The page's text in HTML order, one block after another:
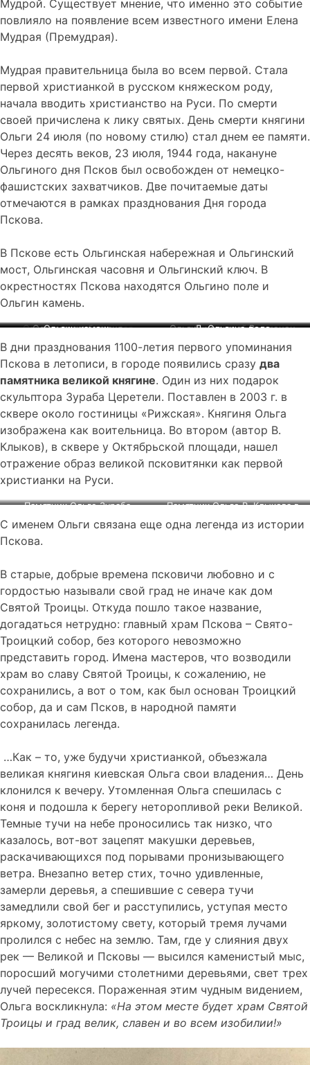
Мудрой. Существует мнение, что именно это событие
повлияло на появление всем известного имени Елена
Мудрая (Премудрая).
Мудрая правительница была во всем первой. Стала
первой христианкой в русском княжеском роду,
начала вводить христианство на Руси. По смерти
своей причислена к лику святых. День смерти княгини
Ольги 24 июля (по новому стилю) стал днем ее памяти.
Через десять веков, 23 июля, 1944 года, накануне
Ольгиного дня Псков был освобожден от немецко-
фашистских захватчиков. Две почитаемые даты
отмечаются в рамках празднования Дня города
Пскова.
В Пскове есть Ольгинская набережная и Ольгинский
мост, Ольгинская часовня и Ольгинский ключ. В
окрестностях Пскова находятся Ольгино поле и
Ольгин камень.
Ольгинская набережная Ольгинский мост
Ольгинская часовня Ольгин ключ в д. Волженец
Ольгин камень Д. Ольгино поле
В дни празднования 1100-летия первого упоминания
Пскова в летописи, в городе появились сразу два
памятника великой княгине. Один из них подарок
скульптора Зураба Церетели. Поставлен в 2003 г. в
сквере около гостиницы «Рижская». Княгиня Ольга
изображена как воительница. Во втором (автор В.
Клыков), в сквере у Октябрьской площади, нашел
отражение образ великой псковитянки как первой
христианки на Руси.
Памятник Ольге Зураба
Церетели
в сквере около гостиницы
Памятник Ольге В. Клыкова в
С именем Ольги связана еще одна легенда из истории
Пскова.
В старые, добрые времена псковичи любовно и с
гордостью называли свой град не иначе как дом
Святой Троицы. Откуда пошло такое название,
догадаться нетрудно: главный храм Пскова – Свято-
Троицкий собор, без которого невозможно
представить город. Имена мастеров, что возводили
храм во славу Святой Троицы, к сожалению, не
сохранились, а вот о том, как был основан Троицкий
собор, да и сам Псков, в народной памяти
сохранилась легенда.
…Как – то, уже будучи христианкой, объезжала
великая княгиня киевская Ольга свои владения… День
клонился к вечеру. Утомленная Ольга спешилась с
коня и подошла к берегу неторопливой реки Великой.
Темные тучи на небе проносились так низко, что
казалось, вот-вот зацепят макушки деревьев,
раскачивающихся под порывами пронизывающего
ветра. Внезапно ветер стих, точно удивленные,
замерли деревья, а спешившие с севера тучи
замедлили свой бег и расступились, уступая место
яркому, золотистому свету, который тремя лучами
пролился с небес на землю. Там, где у слияния двух
рек — Великой и Псковы — высился каменистый мыс,
поросший могучими столетними деревьями, свет трех
лучей пересекся. Пораженная этим чудным видением,
Ольга воскликнула: «На этом месте будет храм Святой
Троицы и град велик, славен и во всем изобилии!»